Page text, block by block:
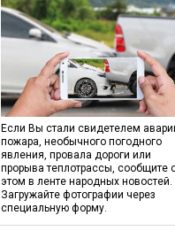
Если Вы стали свидетелем
пожара, необычного погодного
явления, провала дороги или
прорыва теплотрассы, сообщите
этом в ленте народных новостей.
Загружайте фотографии через
специальную форму.